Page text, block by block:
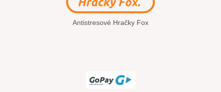
Antistresové Hračky Fox